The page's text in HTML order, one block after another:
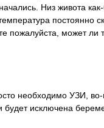
Низ живота
постоянно
пожалуйста, может ли
необходимо УЗИ,
будет исключена